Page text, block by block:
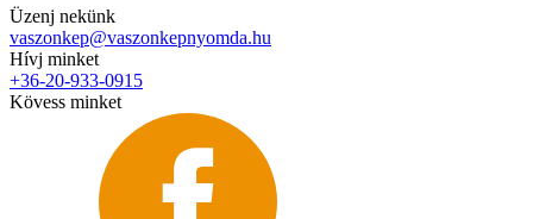
Üzenj nekünk
vaszonkep@vaszonkepnyomda.hu
Hívj minket
+36-20-933-0915
Kövess minket